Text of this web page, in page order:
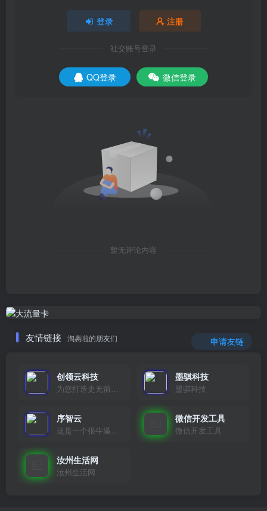
登录 注册
社交账号登录
QQ登录 微信登录
暂无评论内容
友情链接 淘惠啦的朋友们 申请友链
创领云科技
为您打造史无前例的应用产品带您认识新时代产品的创新
墨骐科技
墨骐科技
序智云
这是一个很牛逼的开发者，要开发找他准行！
微信开发工具
微信开发工具
汝州生活网
汝州生活网